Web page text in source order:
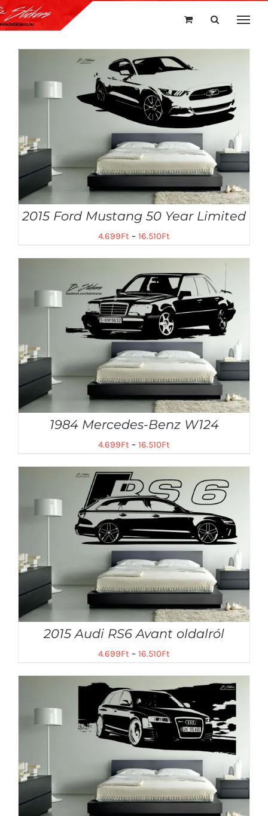
Kihagyás
2015 Ford Mustang 50 Year Limited
4.699Ft – 16.510Ft
1984 Mercedes-Benz W124
4.699Ft – 16.510Ft
2015 Audi RS6 Avant oldalról
4.699Ft – 16.510Ft